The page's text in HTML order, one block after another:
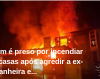
é preso por incendiar
após agredir a ex-
e...